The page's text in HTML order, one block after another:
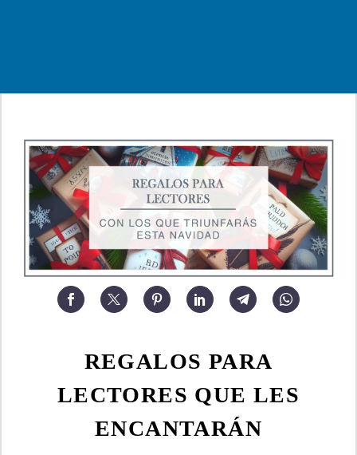
REGALOS PARA
LECTORES QUE LES
ENCANTARÁN